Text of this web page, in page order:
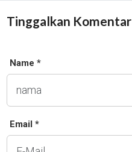
Tinggalkan Komentar
Name *
Email *